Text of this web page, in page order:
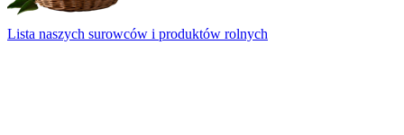
Lista naszych surowców i produktów rolnych